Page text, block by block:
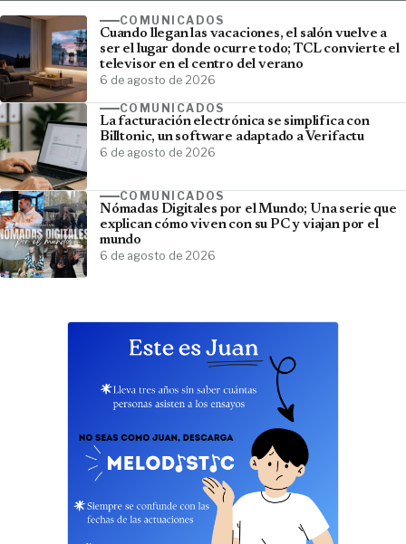
COMUNICADOS
Cuando llegan las vacaciones, el salón vuelve a
ser el lugar donde ocurre todo; TCL convierte el
televisor en el centro del verano
6 de agosto de 2026
COMUNICADOS
La facturación electrónica se simplifica con
Billtonic, un software adaptado a Verifactu
6 de agosto de 2026
COMUNICADOS
Nómadas Digitales por el Mundo; Una serie que
explican cómo viven con su PC y viajan por el
mundo
6 de agosto de 2026